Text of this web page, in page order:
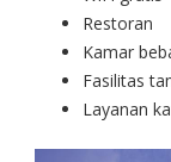
Restoran
Kamar
Fasilitas
Layanan